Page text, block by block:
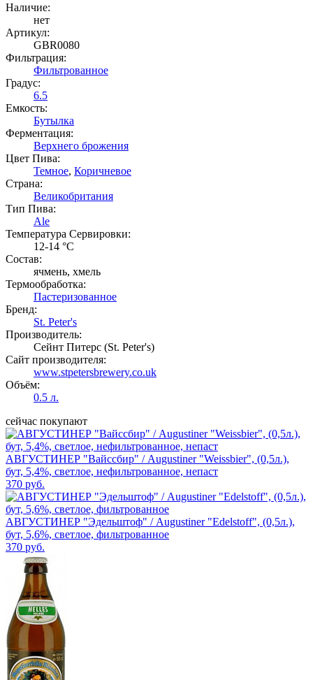
Наличие:
нет
Артикул:
GBR0080
Фильтрация:
Фильтрованное
Градус:
6.5
Емкость:
Бутылка
Ферментация:
Верхнего брожения
Цвет Пива:
Темное, Коричневое
Страна:
Великобритания
Тип Пива:
Ale
Температура Cервировки:
12-14 °С
Состав:
ячмень, хмель
Термообработка:
Пастеризованное
Бренд:
St. Peter's
Производитель:
Сейнт Питерс (St. Peter's)
Сайт производителя:
www.stpetersbrewery.co.uk
Объём:
0.5 л.
сейчас покупают
АВГУСТИНЕР "Вайссбир" / Augustiner "Weissbier", (0,5л.),
бут, 5,4%, светлое, нефильтрованное, непаст
370 руб.
АВГУСТИНЕР "Эдельштоф" / Augustiner "Edelstoff", (0,5л.),
бут, 5,6%, светлое, фильтрованное
370 руб.